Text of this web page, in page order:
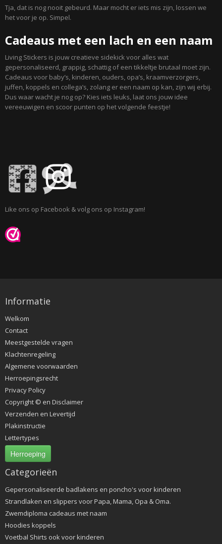
Tja, dat is nog nooit gebeurd. Maar mocht er iets mis zijn, lossen we
het voor je op. Simpel.
Cadeaus met een lach en een naam
Living Stickers is jouw creatieve sidekick voor alles wat
gepersonaliseerd, grappig, schattig of een tikkeltje brutaal moet zijn.
Cadeaus voor baby’s, kinderen, ouders, opa’s, kraamverzorgers,
juffen, koppels en collega’s, zolang er een naam op kan, zijn wij erbij.
Dus waar wacht je nog op? Kies iets leuks, laat ons jouw idee
vereeuwigen en scoor punten op het volgende feestje!
Like ons op Facebook & volg ons op Instagram!
Informatie
Welkom
Contact
Meestgestelde vragen
Klachtenregeling
Algemene voorwaarden
Herroepingsrecht
Privacy Policy
Copyright © en Disclaimer
Verzenden en Levertijd
Plakinstructie
Lettertypes
Herroeping
Categorieën
Gepersonaliseerde badlakens en poncho's voor kinderen
Strandlaken en slippers voor Papa, Mama, Opa & Oma.
Zwemdiploma cadeaus met naam
Hoodies koppels
Voetbal Shirts ook voor kinderen